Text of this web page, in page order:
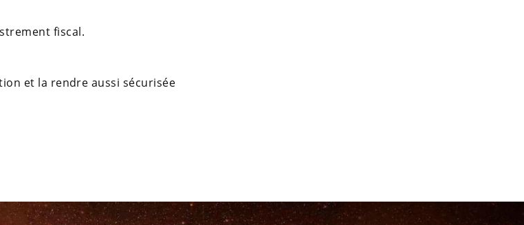
fiscal.
et la rendre aussi sécurisée